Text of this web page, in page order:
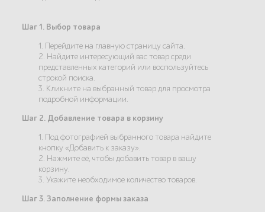
Шаг 1. Выбор товара
1. Перейдите на главную страницу сайта.
2. Найдите интересующий вас товар среди
представленных категорий или воспользуйтесь
строкой поиска.
3. Кликните на выбранный товар для просмотра
подробной информации.
Шаг 2. Добавление товара в корзину
1. Под фотографией выбранного товара найдите
кнопку «Добавить к заказу».
2. Нажмите её, чтобы добавить товар в вашу
корзину.
3. Укажите необходимое количество товаров.
Шаг 3. Заполнение формы заказа